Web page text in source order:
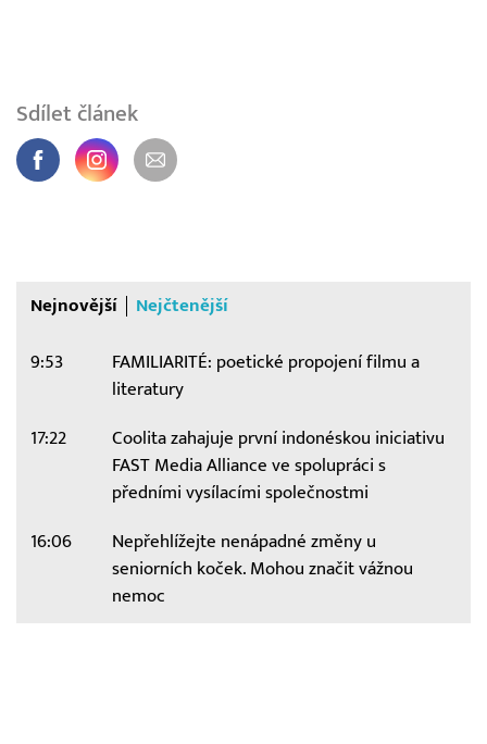
Sdílet článek
Nejnovější Nejčtenější
9:53
FAMILIARITÉ: poetické propojení filmu a
literatury
17:22
Coolita zahajuje první indonéskou iniciativu
FAST Media Alliance ve spolupráci s
předními vysílacími společnostmi
16:06
Nepřehlížejte nenápadné změny u
seniorních koček. Mohou značit vážnou
nemoc